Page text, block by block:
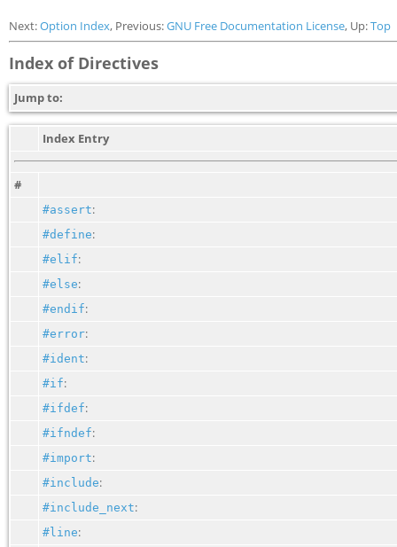
Next:Option Index, Previous:GNU Free Documentation License, Up:Top
Index of Directives
Jump to:
Index Entry
#
#assert:
#define:
#elif:
#else:
#endif:
#error:
#ident:
#if:
#ifdef:
#ifndef:
#import:
#include:
#include_next:
#line: